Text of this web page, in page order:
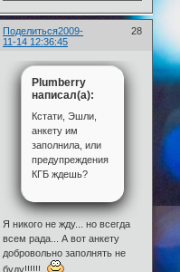
Поделиться 28
2009-
11-14 12:36:45
Plumberry
написал(а):
Кстати, Эшли,
анкету им
заполнила, или
предупреждения
КГБ ждешь?
Я никого не жду... но всегда
всем рада... А вот анкету
добровольно заполнять не
буду!!!!!!